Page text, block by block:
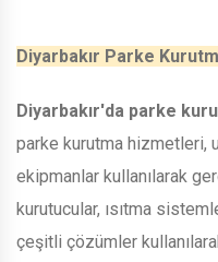
Diyarbakır Parke
Diyarbakır'da parke
parke kurutma hizmetleri,
ekipmanlar kullanılarak
kurutucular, ısıtma
çeşitli çözümler